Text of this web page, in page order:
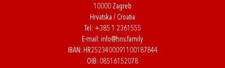
10000 Zagreb
Hrvatska / Croatia
Tel: +385 1 2361555
E-mail: info@hns.family
IBAN: HR2523400091100187844
OIB: 08516152078